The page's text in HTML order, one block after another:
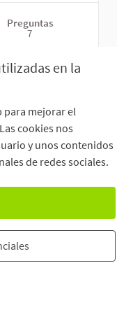
en la
para mejorar el
cookies nos
y unos contenidos
de redes sociales.
Preguntas
7
VER
General
Avís Legal
Open Data